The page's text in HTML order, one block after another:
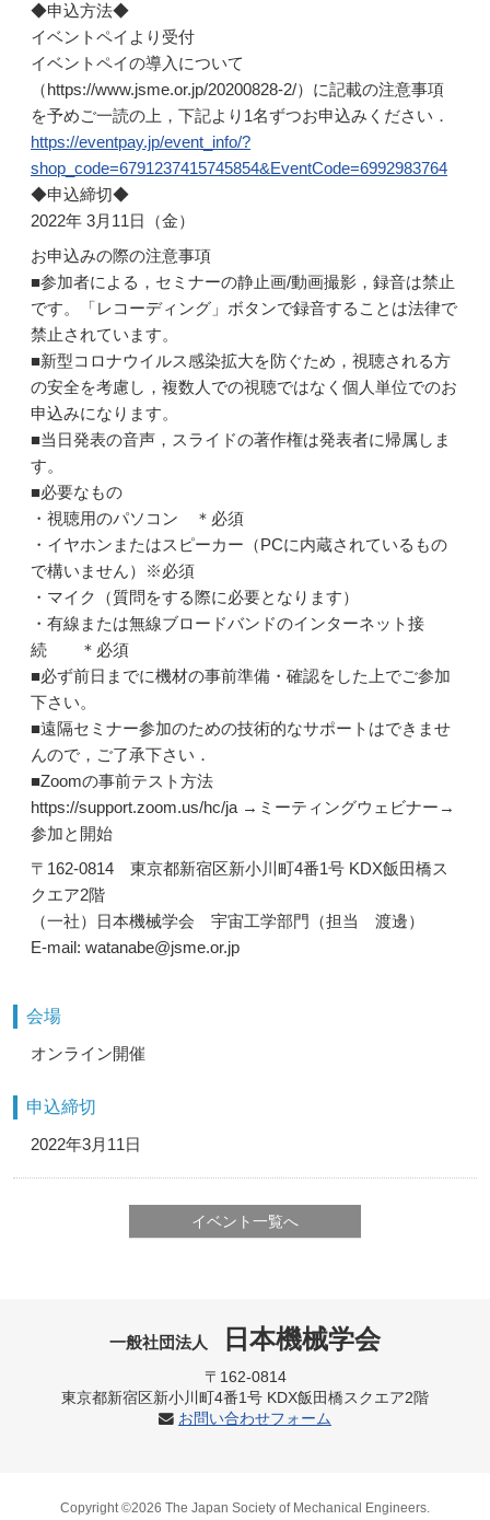
◆申込方法◆
イベントペイより受付
イベントペイの導入について
（https://www.jsme.or.jp/20200828-2/）に記載の注意事項
を予めご一読の上，下記より1名ずつお申込みください．
https://eventpay.jp/event_info/?
shop_code=6791237415745854&EventCode=6992983764
◆申込締切◆
2022年 3月11日（金）
お申込みの際の注意事項
■参加者による，セミナーの静止画/動画撮影，録音は禁止
です。「レコーディング」ボタンで録音することは法律で
禁止されています。
■新型コロナウイルス感染拡大を防ぐため，視聴される方
の安全を考慮し，複数人での視聴ではなく個人単位でのお
申込みになります。
■当日発表の音声，スライドの著作権は発表者に帰属しま
す。
■必要なもの
・視聴用のパソコン ＊必須
・イヤホンまたはスピーカー（PCに内蔵されているもの
で構いません）※必須
・マイク（質問をする際に必要となります）
・有線または無線ブロードバンドのインターネット接
続 ＊必須
■必ず前日までに機材の事前準備・確認をした上でご参加
下さい。
■遠隔セミナー参加のための技術的なサポートはできませ
んので，ご了承下さい．
■Zoomの事前テスト方法
https://support.zoom.us/hc/ja →ミーティングウェビナー→
参加と開始
〒162-0814 東京都新宿区新小川町4番1号 KDX飯田橋ス
クエア2階
（一社）日本機械学会 宇宙工学部門（担当 渡邊）
E-mail: watanabe@jsme.or.jp
会場
オンライン開催
申込締切
2022年3月11日
イベント一覧へ
一般社団法人 日本機械学会
〒162-0814
東京都新宿区新小川町4番1号 KDX飯田橋スクエア2階
お問い合わせフォーム
Copyright ©2026 The Japan Society of Mechanical Engineers.